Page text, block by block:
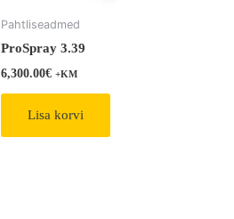
Pahtliseadmed
ProSpray 3.39
6,300.00€ +KM
Lisa korvi